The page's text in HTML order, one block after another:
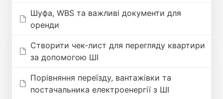
Шуфа, WBS та важливі документи для
оренди
Створити чек-лист для перегляду квартири
за допомогою ШІ
Порівняння переїзду, вантажівки та
постачальника електроенергії з ШІ